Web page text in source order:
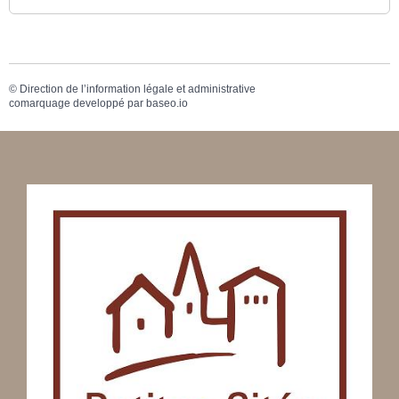
© Direction de l’information légale et administrative
comarquage developpé par baseo.io